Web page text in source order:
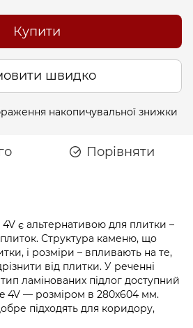
Купити
швидко
накопичувальної знижки
Порівняти
є альтернативою для плитки –
плиток. Структура каменю, що
і розміри – впливають на те,
від плитки. У реченні
ламінованих підлог доступний
4V — розміром в 280x604 мм.
підходять для коридору,